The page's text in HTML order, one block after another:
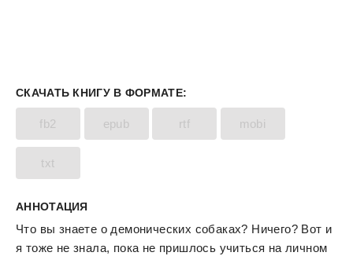
СКАЧАТЬ КНИГУ В ФОРМАТЕ:
fb2 epub rtf mobi
txt
АННОТАЦИЯ
Что вы знаете о демонических собаках? Ничего? Вот и
я тоже не знала, пока не пришлось учиться на личном